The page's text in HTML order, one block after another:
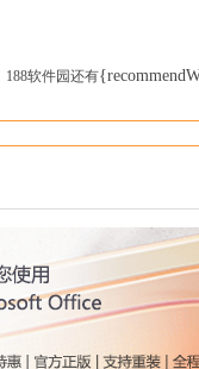
188软件园还有